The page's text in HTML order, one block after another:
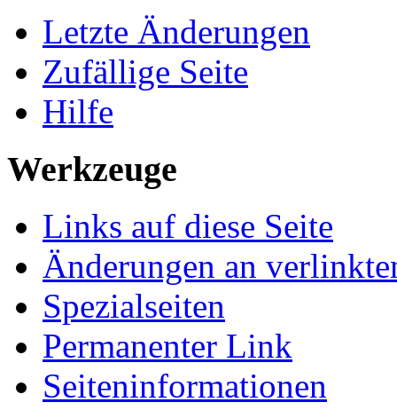
Letzte Änderungen
Zufällige Seite
Hilfe
Werkzeuge
Links auf diese Seite
Änderungen an
Spezialseiten
Permanenter Link
Seiteninformationen